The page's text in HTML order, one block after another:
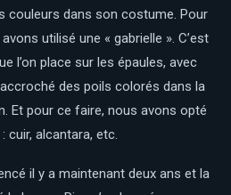
couleurs dans son costume. Pour
utilisé une « gabrielle ». C’est
l’on place sur les épaules, avec
des poils colorés dans la
Et pour ce faire, nous avons opté
cuir, alcantara, etc.
il y a maintenant deux ans et la